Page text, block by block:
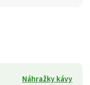
Náhražky kávy